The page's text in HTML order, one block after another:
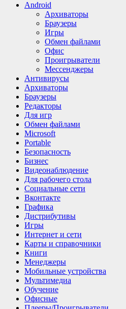
Android
Архиваторы
Браузеры
Игры
Обмен файлами
Офис
Проигрыватели
Мессенджеры
Антивирусы
Архиваторы
Браузеры
Редакторы
Для игр
Обмен файлами
Microsoft
Portable
Безопасность
Бизнес
Видеонаблюдение
Для рабочего стола
Социальные сети
Вконтакте
Графика
Дистрибутивы
Игры
Интернет и cети
Карты и справочники
Книги
Менеджеры
Мобильные устройства
Мультимедиа
Обучение
Офисные